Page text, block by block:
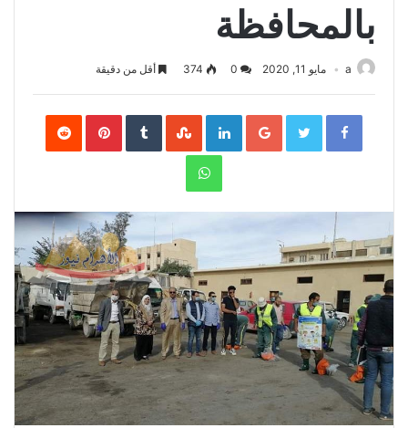
بالمحافظة
a مايو 11, 2020 374 أقل من دقيقة
Facebook
Twitter
Google+
LinkedIn
Pinterest
WhatsApp